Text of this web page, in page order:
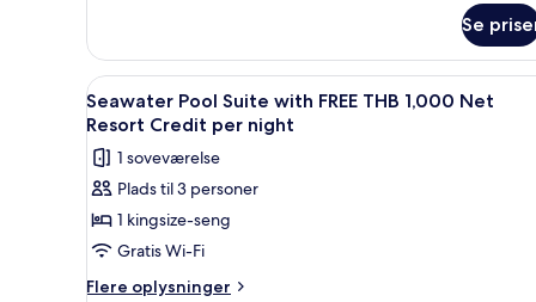
1,000
Net
Resort
Credit
per
night
Bedroom
Seawater
Pool
Villa
FREE
THB
Net
Resort
per
Se
Indlæs
alle
billeder
af
Seawater
Pool
Suite
with
Udsigt over poolen med
4
Seawater Pool Suite with FREE THB 1,000 Net
Resort Credit per night
1 soveværelse
Plads til 3 personer
1 kingsize-seng
Gratis Wi-Fi
Flere oplysninger
Flere